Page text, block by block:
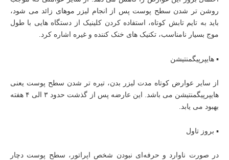
روشن تر شدن سطح پوست پس از انجام لیزر موهای زائد می شود،
باید به تایم تابش کوتاه، استفاده کردن کلینیک از دستگاه هایی با طول
موج بسیار نامناسب، تکنیک‌ های خنک کننده و غیره اشاره کرد.
▪︎ هایپرپیگمنتیشن
از سایر عوارض کوتاه مدت لیزر بدن، تیره تر شدن سطح پوست یعنی
هایپرپیگمنتیشن می باشد. این عارضه پس از گذشت حدود ۳ الی ۴ هفته
بهبود می یابد.
▪︎ بروز تاول
در صورت ناوارد و حرفه‌ای نبودن شخص اپراتور، سطح پوست دچار